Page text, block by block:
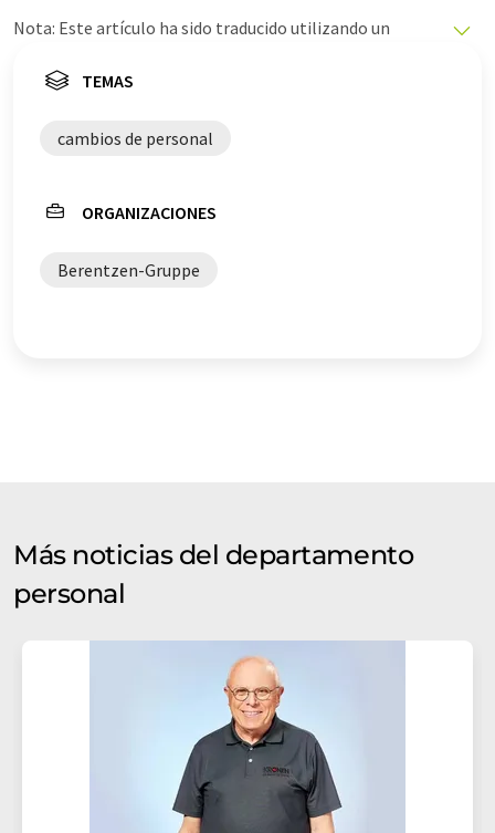
Nota: Este artículo ha sido traducido utilizando un
ofrece estas traducciones automáticas para presentar
este artículo ha sido traducido con traducción
automática, es posible que contenga errores de
Alemán se puede encontrar
TEMAS
cambios de personal
ORGANIZACIONES
Berentzen-Gruppe
Más noticias del departamento
personal